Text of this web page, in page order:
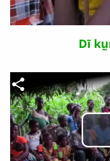
Dī
Fichier vidéo